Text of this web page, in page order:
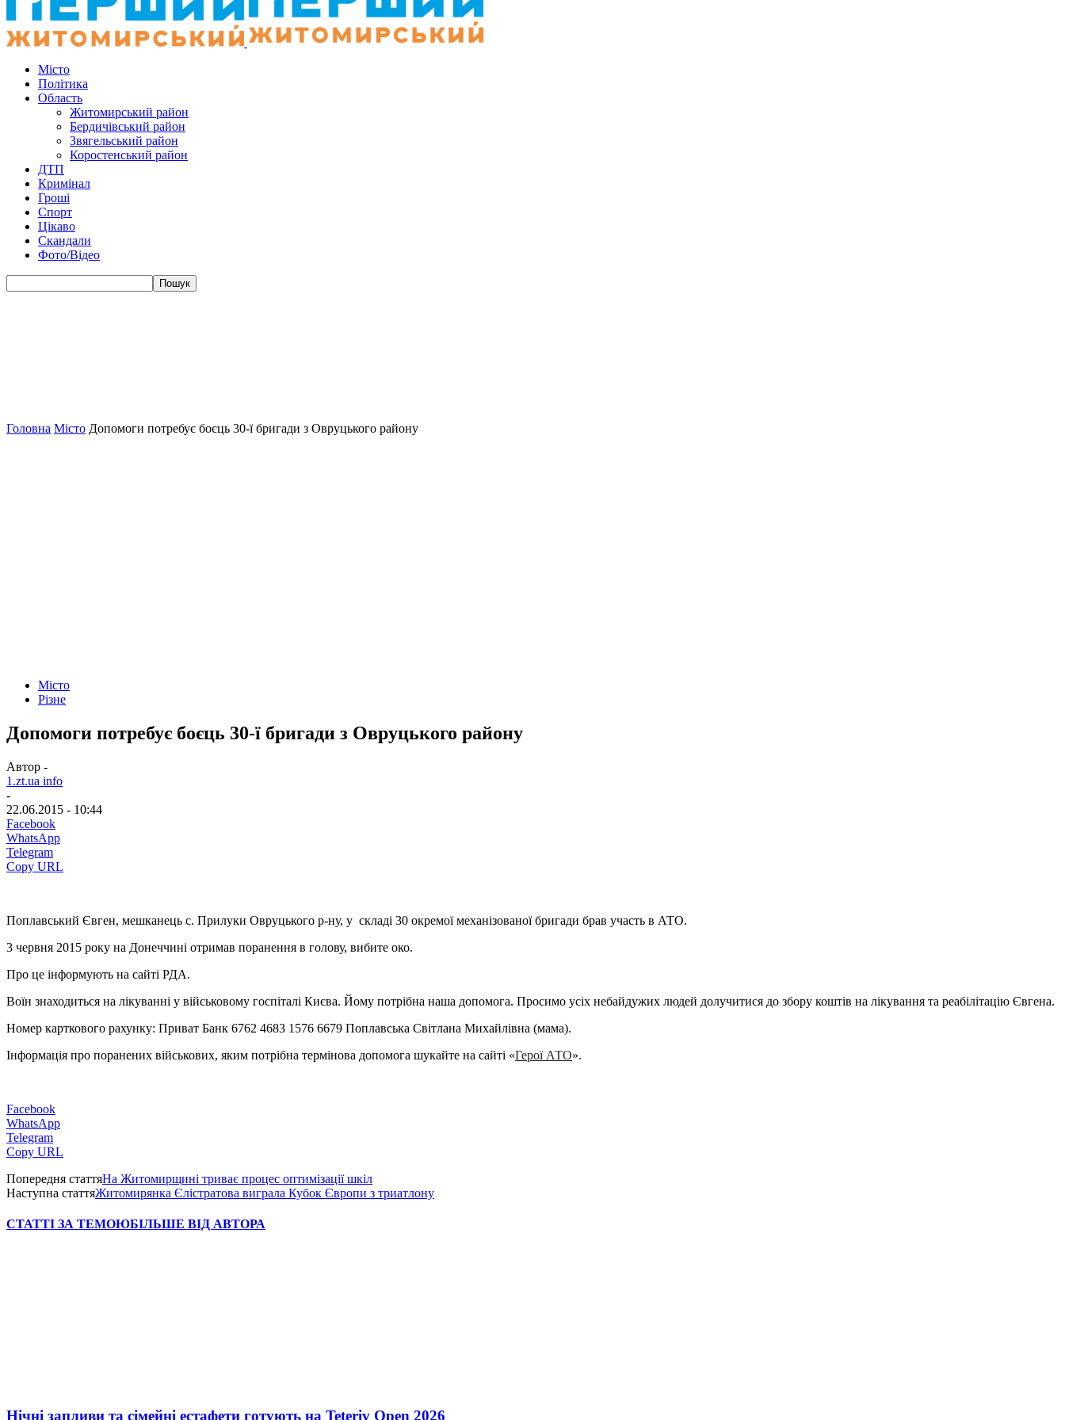
Місто
Політика
Область
Житомирський район
Бердичівський район
Звягельський район
Коростенський район
ДТП
Кримінал
Гроші
Спорт
Цікаво
Скандали
Фото/Відео
Головна Місто Допомоги потребує боєць 30-ї бригади з Овруцького району
Місто
Різне
Допомоги потребує боєць 30-ї бригади з Овруцького району
Автор -
1.zt.ua info
-
22.06.2015 - 10:44
Facebook
WhatsApp
Telegram
Copy URL
Поплавський Євген, мешканець с. Прилуки Овруцького р-ну, у складі 30 окремої механізованої бригади брав участь в АТО.
3 червня 2015 року на Донеччині отримав поранення в голову, вибите око.
Про це інформують на сайті РДА.
Воїн знаходиться на лікуванні у військовому госпіталі Києва. Йому потрібна наша допомога. Просимо усіх небайдужих людей долучитися до збору коштів на лікування та реабілітацію Євгена.
Номер карткового рахунку: Приват Банк 6762 4683 1576 6679 Поплавська Світлана Михайлівна (мама).
Інформація про поранених військових, яким потрібна термінова допомога шукайте на сайті «Герої АТО».
Facebook
WhatsApp
Telegram
Copy URL
Попередня статтяНа Житомирщині триває процес оптимізації шкіл
Наступна статтяЖитомирянка Єлістратова виграла Кубок Європи з триатлону
СТАТТІ ЗА ТЕМОЮБІЛЬШЕ ВІД АВТОРА
Нічні запливи та сімейні естафети готують на Teteriv Open 2026